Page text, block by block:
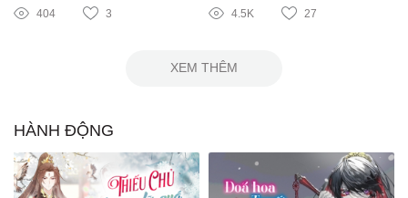
404 3 4.5K 27
XEM THÊM
HÀNH ĐỘNG